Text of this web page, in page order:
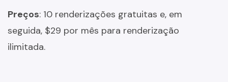
Preços: 10 renderizações gratuitas e, em
seguida, $29 por mês para renderização
ilimitada.